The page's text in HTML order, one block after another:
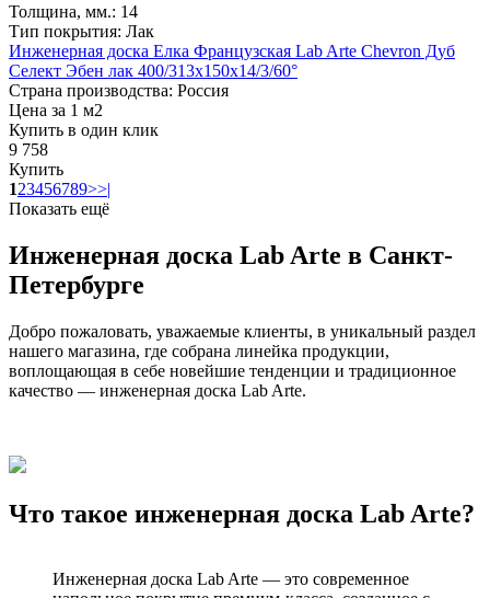
Толщина, мм.: 14
Тип покрытия: Лак
Инженерная доска Елка Французская Lab Arte Chevron Дуб
Селект Эбен лак 400/313х150х14/3/60°
Страна производства: Россия
Цена за 1 м2
Купить в один клик
9 758
Купить
123456789>>|
Показать ещё
Инженерная доска Lab Arte в Санкт-
Петербурге
Добро пожаловать, уважаемые клиенты, в уникальный раздел
нашего магазина, где собрана линейка продукции,
воплощающая в себе новейшие тенденции и традиционное
качество — инженерная доска Lab Arte.
Что такое инженерная доска Lab Arte?
Инженерная доска Lab Arte — это современное